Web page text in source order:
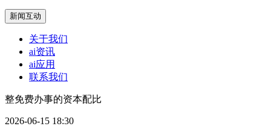
新闻互动
关于我们
ai资讯
ai应用
联系我们
整免费办事的资本配比
2026-06-15 18:30